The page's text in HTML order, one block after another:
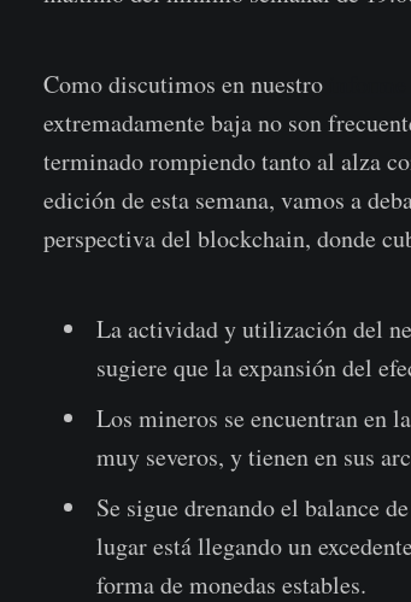
Como discutimos en nuestro
extremadamente baja no son
terminado rompiendo tanto al alza
edición de esta semana, vamos a
perspectiva del blockchain, donde
La actividad y utilización del
sugiere que la expansión del
Los mineros se encuentran en
muy severos, y tienen en sus
Se sigue drenando el balance
lugar está llegando un
forma de monedas estables.